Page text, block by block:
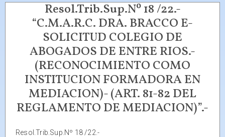
Resol.Trib.Sup.Nº 18 /22.-
“C.M.A.R.C. DRA. BRACCO E-
SOLICITUD COLEGIO DE
ABOGADOS DE ENTRE RIOS.-
(RECONOCIMIENTO COMO
INSTITUCION FORMADORA EN
MEDIACION)- (ART. 81-82 DEL
REGLAMENTO DE MEDIACION)”.-
Resol.Trib.Sup.Nº 18 /22.-